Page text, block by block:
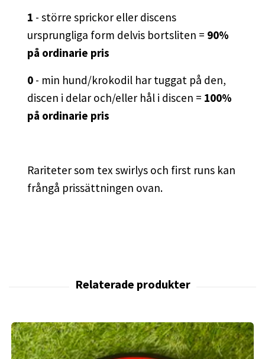
1 - större sprickor eller discens
ursprungliga form delvis bortsliten = 90%
på ordinarie pris
0 - min hund/krokodil har tuggat på den,
discen i delar och/eller hål i discen = 100%
på ordinarie pris
Rariteter som tex swirlys och first runs kan
frångå prissättningen ovan.